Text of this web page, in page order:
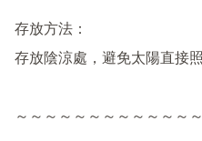
存放方法：
存放陰涼處，避免太陽直接
～～～～～～～～～～～～